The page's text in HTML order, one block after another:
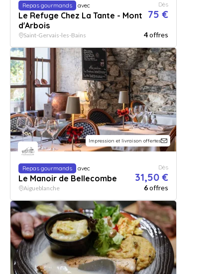
Repas gourmands avec
Le Refuge Chez La Tante - Mont
d'Arbois
Dès
75 €
Saint-Gervais-les-Bains 4offres
Impression et livraison offertes
Repas gourmands avec
Le Manoir de Bellecombe
Dès
31,50 €
Aigueblanche 6offres